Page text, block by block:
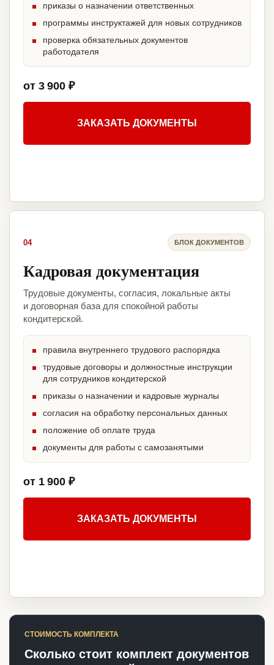
приказы о назначении ответственных
программы инструктажей для новых сотрудников
проверка обязательных документов
работодателя
от 3 900 ₽
ЗАКАЗАТЬ ДОКУМЕНТЫ
04 БЛОК ДОКУМЕНТОВ
Кадровая документация
Трудовые документы, согласия, локальные акты
и договорная база для спокойной работы
кондитерской.
правила внутреннего трудового распорядка
трудовые договоры и должностные инструкции
для сотрудников кондитерской
приказы о назначении и кадровые журналы
согласия на обработку персональных данных
положение об оплате труда
документы для работы с самозанятыми
от 1 900 ₽
ЗАКАЗАТЬ ДОКУМЕНТЫ
СТОИМОСТЬ КОМПЛЕКТА
Сколько стоит комплект документов